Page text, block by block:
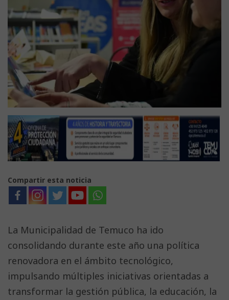
Compartir esta noticia
La Municipalidad de Temuco ha ido
consolidando durante este año una política
renovadora en el ámbito tecnológico,
impulsando múltiples iniciativas orientadas a
transformar la gestión pública, la educación, la